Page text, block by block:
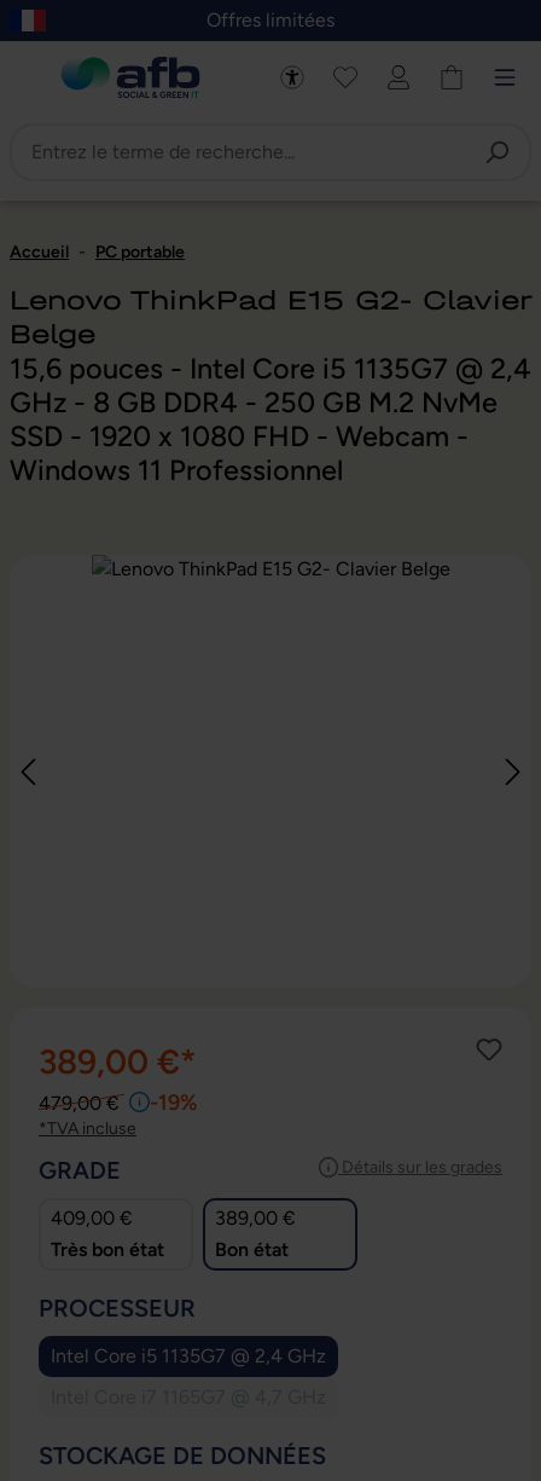
au contenu principal
Skip to B2B platform navigation
Offres limitées
Accueil - PC portable
Lenovo ThinkPad E15 G2- Clavier
Belge
15,6 pouces - Intel Core i5 1135G7 @ 2,4
GHz - 8 GB DDR4 - 250 GB M.2 NvMe
SSD - 1920 x 1080 FHD - Webcam -
Windows 11 Professionnel
Ignorer la galerie d'images
389,00 €*
479,00 € -19%
*TVA incluse
Détails sur les grades
SÉLECTIONNEZ
GRADE
409,00 €
Très bon état
389,00 €
Bon état
SÉLECTIONNEZ
PROCESSEUR
Intel Core i5 1135G7 @ 2,4 GHz
SÉLECTIONNEZ
STOCKAGE DE DONNÉES